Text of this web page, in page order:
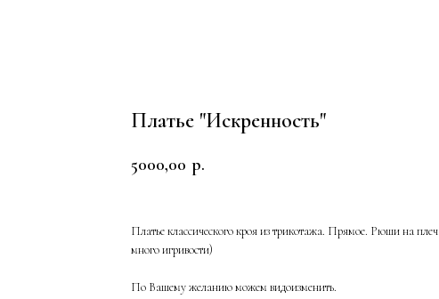
Платье "Искренность"
5000,00 р.
Платье классического кроя из трикотажа. Прямое. Рюши на
много игривости)
По Вашему желанию можем видоизменить.